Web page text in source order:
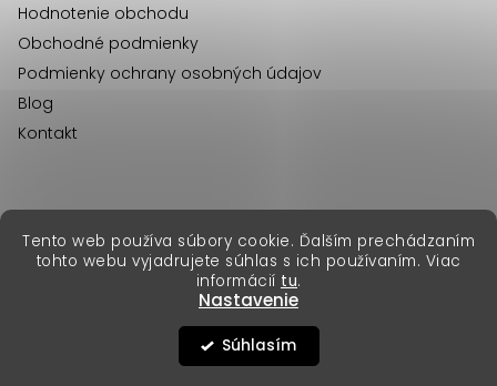
Tento web používa súbory cookie. Ďalším prechádzaním
tohto webu vyjadrujete súhlas s ich používaním. Viac
informácií tu.
Nastavenie
Súhlasím
Hodnotenie obchodu
Obchodné podmienky
Podmienky ochrany osobných údajov
Blog
Kontakt
Vytvoril Shoptet Premium
Copyright 2026Erika Fashion. Všetky práva vyhradené.
erikafashion.cz